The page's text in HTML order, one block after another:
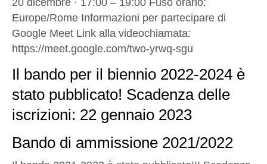
Europe/Rome Informazioni per partecipare di
Google Meet Link alla videochiamata:
https://meet.google.com/two-yrwq-sgu
Il bando per il biennio 2022-2024 è
stato pubblicato! Scadenza delle
iscrizioni: 22 gennaio 2023
Bando di ammissione 2021/2022